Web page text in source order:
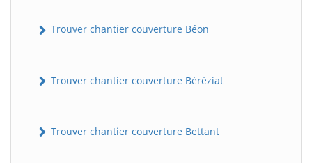
Trouver chantier couverture Béon
Trouver chantier couverture Béréziat
Trouver chantier couverture Bettant